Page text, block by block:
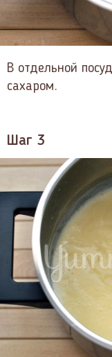
В отдельной
сахаром.
Шаг 3